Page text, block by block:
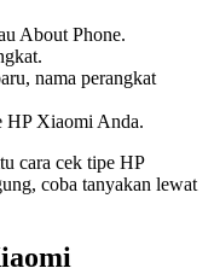
About Phone.
nama perangkat
HP Xiaomi Anda.
cara cek tipe HP
coba tanyakan lewat